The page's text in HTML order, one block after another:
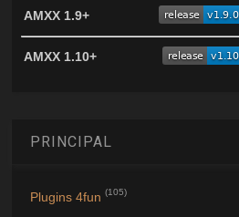
AMXX 1.9+
AMXX 1.10+
PRINCIPAL
Plugins 4fun (105)